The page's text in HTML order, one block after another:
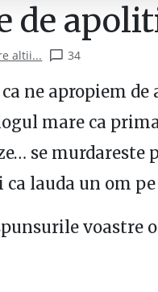
de
altii... 34
ne apropiem
mare ca
se murdareste
ca lauda un om
voastre